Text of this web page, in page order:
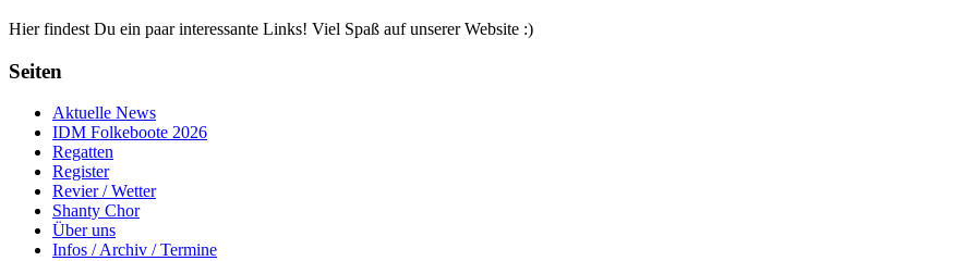
Hier findest Du ein paar interessante Links! Viel Spaß auf unserer Website :)
Seiten
Aktuelle News
IDM Folkeboote 2026
Regatten
Register
Revier / Wetter
Shanty Chor
Über uns
Infos / Archiv / Termine